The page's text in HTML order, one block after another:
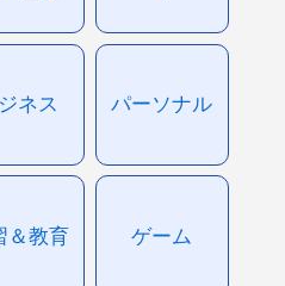
ネス パーソナル
＆教育 ゲーム